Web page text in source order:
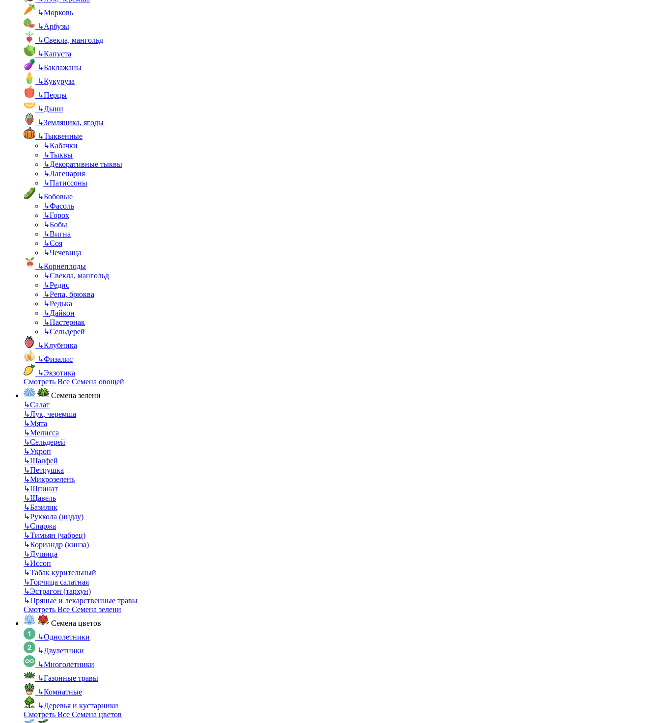
↳Морковь
↳Арбузы
↳Свекла, мангольд
↳Капуста
↳Баклажаны
↳Кукуруза
↳Перцы
↳Дыни
↳Земляника, ягоды
↳Тыквенные
↳Кабачки
↳Тыквы
↳Декоративные тыквы
↳Лагенария
↳Патиссоны
↳Бобовые
↳Фасоль
↳Горох
↳Бобы
↳Вигна
↳Соя
↳Чечевица
↳Корнеплоды
↳Свекла, мангольд
↳Редис
↳Репа, брюква
↳Редька
↳Дайкон
↳Пастернак
↳Сельдерей
↳Клубника
↳Физалис
↳Экзотика
Смотреть Все Семена овощей
Семена зелени
↳Салат
↳Лук, черемша
↳Мята
↳Мелисса
↳Сельдерей
↳Укроп
↳Шалфей
↳Петрушка
↳Микрозелень
↳Шпинат
↳Щавель
↳Базилик
↳Руккола (индау)
↳Спаржа
↳Тимьян (чабрец)
↳Кориандр (кинза)
↳Душица
↳Иссоп
↳Табак курительный
↳Горчица салатная
↳Эстрагон (тархун)
↳Пряные и лекарственные травы
Смотреть Все Семена зелени
Семена цветов
↳Однолетники
↳Двулетники
↳Многолетники
↳Газонные травы
↳Комнатные
↳Деревья и кустарники
Смотреть Все Семена цветов